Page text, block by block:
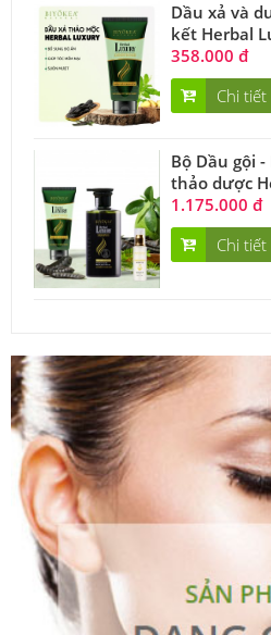
Dầu xả và
kết Herbal
358.000 đ
Chi tiết
Bộ Dầu gội
thảo dược
1.175.000 đ
Chi tiết